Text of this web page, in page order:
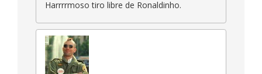
Harrrrmoso tiro libre de Ronaldinho.